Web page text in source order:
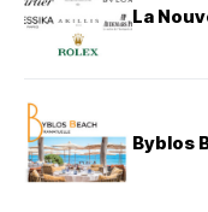
La
Byblos